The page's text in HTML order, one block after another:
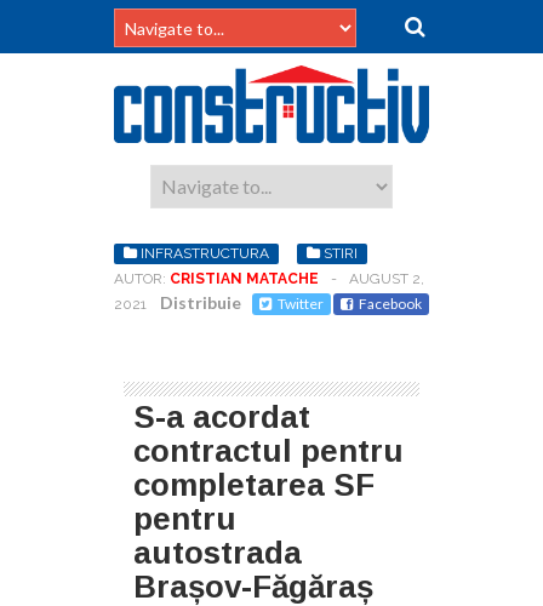
INFRASTRUCTURA
STIRI
AUTOR: CRISTIAN MATACHE -
AUGUST 2,
2021
Distribuie Twitter Facebook
S-a acordat
contractul pentru
completarea SF
pentru
autostrada
Brașov-Făgăraș